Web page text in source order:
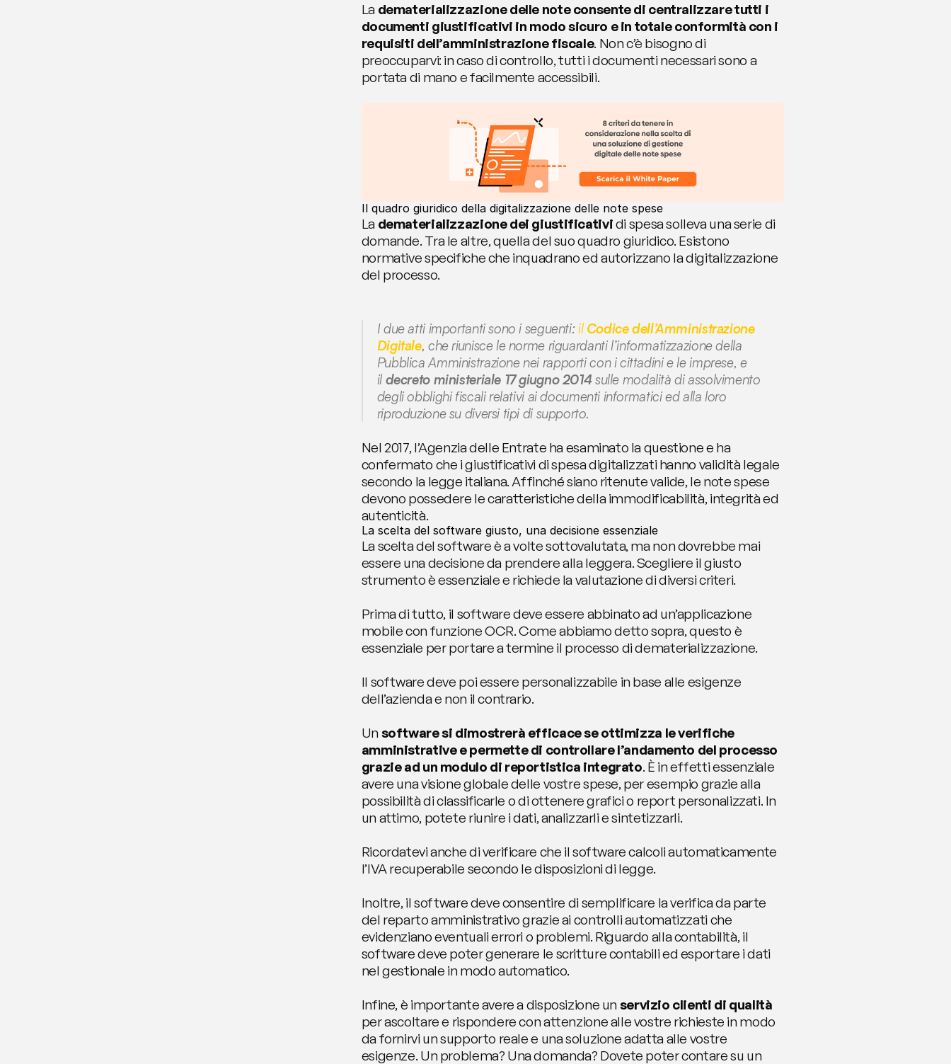
La dematerializzazione delle note consente di centralizzare tutti i
documenti giustificativi in modo sicuro e in totale conformità con i
requisiti dell’amministrazione fiscale. Non c’è bisogno di
preoccuparvi: in caso di controllo, tutti i documenti necessari sono a
portata di mano e facilmente accessibili.
Il quadro giuridico della digitalizzazione delle note spese
La dematerializzazione dei giustificativi di spesa solleva una serie di
domande. Tra le altre, quella del suo quadro giuridico. Esistono
normative specifiche che inquadrano ed autorizzano la digitalizzazione
del processo.
I due atti importanti sono i seguenti: il Codice dell’Amministrazione
Digitale, che riunisce le norme riguardanti l’informatizzazione della
Pubblica Amministrazione nei rapporti con i cittadini e le imprese, e
il decreto ministeriale 17 giugno 2014 sulle modalità di assolvimento
degli obblighi fiscali relativi ai documenti informatici ed alla loro
riproduzione su diversi tipi di supporto.
Nel 2017, l’Agenzia delle Entrate ha esaminato la questione e ha
confermato che i giustificativi di spesa digitalizzati hanno validità legale
secondo la legge italiana. Affinché siano ritenute valide, le note spese
devono possedere le caratteristiche della immodificabilità, integrità ed
autenticità.
La scelta del software giusto, una decisione essenziale
La scelta del software è a volte sottovalutata, ma non dovrebbe mai
essere una decisione da prendere alla leggera. Scegliere il giusto
strumento è essenziale e richiede la valutazione di diversi criteri.
Prima di tutto, il software deve essere abbinato ad un’applicazione
mobile con funzione OCR. Come abbiamo detto sopra, questo è
essenziale per portare a termine il processo di dematerializzazione.
Il software deve poi essere personalizzabile in base alle esigenze
dell’azienda e non il contrario.
Un software si dimostrerà efficace se ottimizza le verifiche
amministrative e permette di controllare l’andamento del processo
grazie ad un modulo di reportistica integrato. È in effetti essenziale
avere una visione globale delle vostre spese, per esempio grazie alla
possibilità di classificarle o di ottenere grafici o report personalizzati. In
un attimo, potete riunire i dati, analizzarli e sintetizzarli.
Ricordatevi anche di verificare che il software calcoli automaticamente
l’IVA recuperabile secondo le disposizioni di legge.
Inoltre, il software deve consentire di semplificare la verifica da parte
del reparto amministrativo grazie ai controlli automatizzati che
evidenziano eventuali errori o problemi. Riguardo alla contabilità, il
software deve poter generare le scritture contabili ed esportare i dati
nel gestionale in modo automatico.
Infine, è importante avere a disposizione un servizio clienti di qualità
per ascoltare e rispondere con attenzione alle vostre richieste in modo
da fornirvi un supporto reale e una soluzione adatta alle vostre
esigenze. Un problema? Una domanda? Dovete poter contare su un